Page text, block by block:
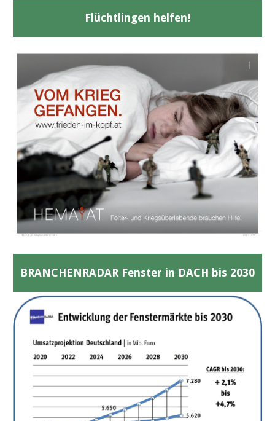
Flüchtlingen helfen!
BRANCHENRADAR Fenster in DACH bis 2030